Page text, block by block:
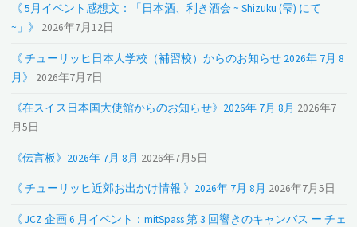
《 5月イベント感想文：「日本酒、利き酒会 ~ Shizuku (雫) にて
~」》
2026年7月12日
《 チューリッヒ日本人学校（補習校）からのお知らせ 2026年 7月 8
月》
2026年7月7日
《在スイス日本国大使館からのお知らせ》2026年 7月 8月 2026年7
月5日
《伝言板》2026年 7月 8月 2026年7月5日
《 チューリッヒ近郊お出かけ情報 》2026年 7月 8月 2026年7月5日
《 JCZ 企画 6 月イベント：mitSpass 第 3 回響きのキャンバス ー チェ